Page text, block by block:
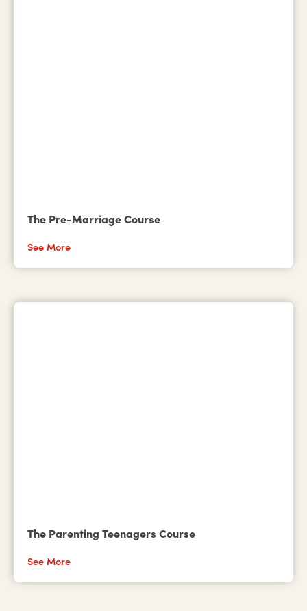
The Pre-Marriage Course
See More
The Parenting Teenagers Course
See More